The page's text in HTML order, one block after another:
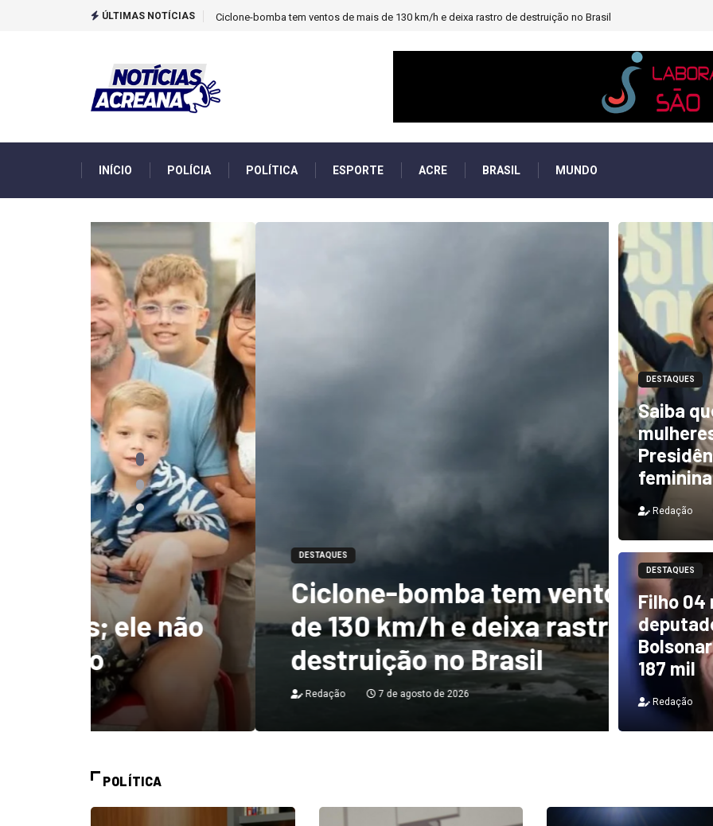
ÚLTIMAS NOTÍCIAS TCU identificou desvios de dinheiro e PF investigará emendas Pix
INÍCIO POLÍCIA POLÍTICA ESPORTE ACRE BRASIL MUNDO
DESTAQUES
Ciclone-bomba tem ventos de mais
de 130 km/h e deixa rastro de
destruição no Brasil
7 de agosto de 2026
TCU
e PF
DESTAQUES
Saiba
Redação
DESTAQUES
Filho 04
187 mil
Redação
POLÍTICA